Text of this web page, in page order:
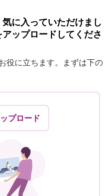
に入っていただけまし
ップロードしてくださ
役に立ちます。まずは下の
プロード